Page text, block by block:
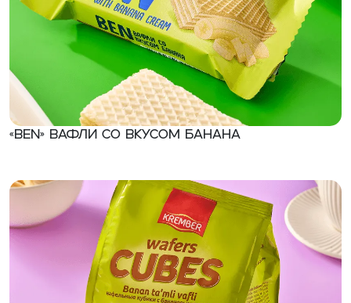
«Ben» Вафли со вкусом банана